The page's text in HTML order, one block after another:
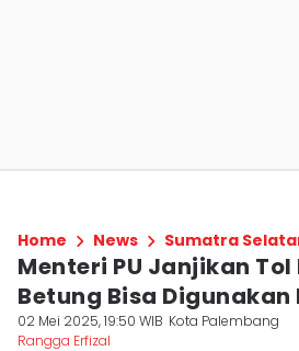
Home News Sumatra
Menteri PU Janjikan
Betung Bisa Digunakan
02 Mei 2025, 19:50 WIB Kota Palembang
Rangga Erfizal